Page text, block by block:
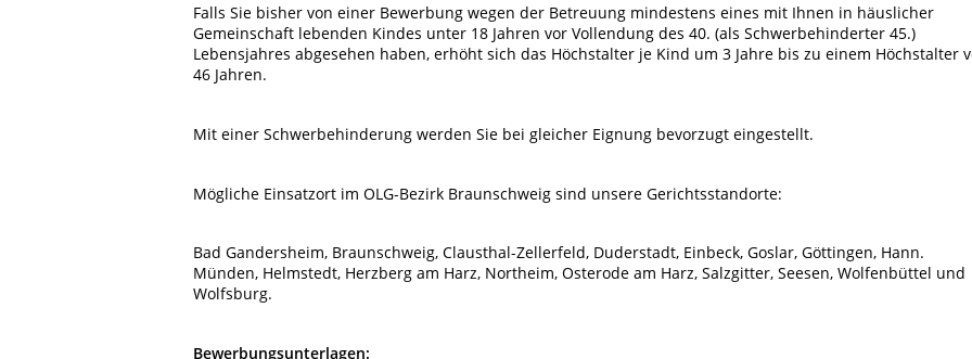
Falls Sie bisher von einer Bewerbung wegen der Betreuung mindestens eines mit Ihnen in häuslicher
Gemeinschaft lebenden Kindes unter 18 Jahren vor Vollendung des 40. (als Schwerbehinderter 45.)
Lebensjahres abgesehen haben, erhöht sich das Höchstalter je Kind um 3 Jahre bis zu einem Höchstalter
46 Jahren.
Mit einer Schwerbehinderung werden Sie bei gleicher Eignung bevorzugt eingestellt.
Mögliche Einsatzort im OLG-Bezirk Braunschweig sind unsere Gerichtsstandorte:
Bad Gandersheim, Braunschweig, Clausthal-Zellerfeld, Duderstadt, Einbeck, Goslar, Göttingen, Hann.
Münden, Helmstedt, Herzberg am Harz, Northeim, Osterode am Harz, Salzgitter, Seesen, Wolfenbüttel und
Wolfsburg.
Bewerbungsunterlagen: